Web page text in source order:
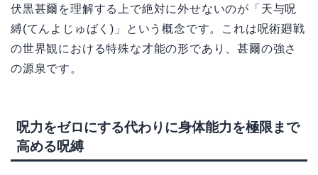
伏黒甚爾を理解する上で絶対に外せないのが「天与呪
縛(てんよじゅばく)」という概念です。これは呪術廻戦
の世界観における特殊な才能の形であり、甚爾の強さ
の源泉です。
呪力をゼロにする代わりに身体能力を極限まで
高める呪縛